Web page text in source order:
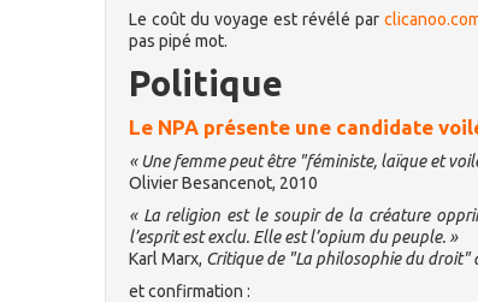
Le coût du voyage est révélé par
pas pipé mot.
Politique
Le NPA présente une candidate
« Une femme peut être "féministe, laïque et
Olivier Besancenot, 2010
« La religion est le soupir de la créature
l’esprit est exclu. Elle est l’opium du peuple. »
Karl Marx, Critique de "La philosophie du droit"
et confirmation :